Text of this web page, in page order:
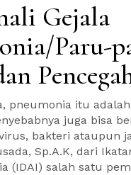
Gejala
Paru-
pneumonia itu
juga bisa
bakteri ataupun
Sp.A.K, dari
(IDAI) salah satu